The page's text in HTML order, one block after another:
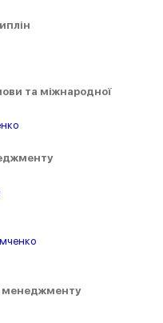
та міжнародної
менеджменту